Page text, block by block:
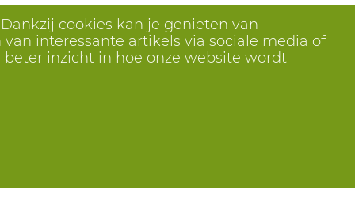
cookies kan je genieten van
interessante artikels via sociale media of
inzicht in hoe onze website wordt